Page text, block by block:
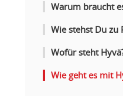
Warum braucht
Wie stehst Du zu
Wofür steht
Wie geht es mit